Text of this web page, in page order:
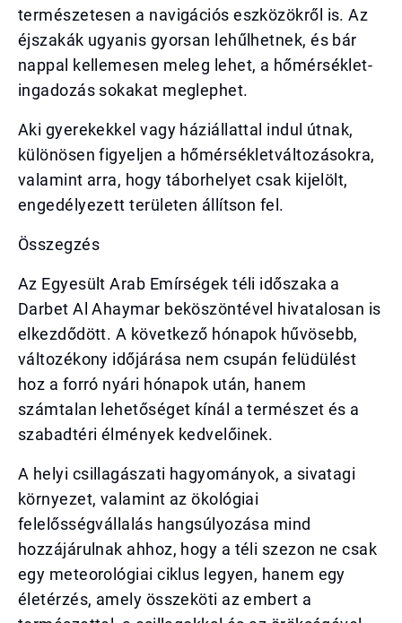
természetesen a navigációs eszközökről is. Az
éjszakák ugyanis gyorsan lehűlhetnek, és bár
nappal kellemesen meleg lehet, a hőmérséklet-
ingadozás sokakat meglephet.
Aki gyerekekkel vagy háziállattal indul útnak,
különösen figyeljen a hőmérsékletváltozásokra,
valamint arra, hogy táborhelyet csak kijelölt,
engedélyezett területen állítson fel.
Összegzés
Az Egyesült Arab Emírségek téli időszaka a
Darbet Al Ahaymar beköszöntével hivatalosan is
elkezdődött. A következő hónapok hűvösebb,
változékony időjárása nem csupán felüdülést
hoz a forró nyári hónapok után, hanem
számtalan lehetőséget kínál a természet és a
szabadtéri élmények kedvelőinek.
A helyi csillagászati hagyományok, a sivatagi
környezet, valamint az ökológiai
felelősségvállalás hangsúlyozása mind
hozzájárulnak ahhoz, hogy a téli szezon ne csak
egy meteorológiai ciklus legyen, hanem egy
életérzés, amely összeköti az embert a